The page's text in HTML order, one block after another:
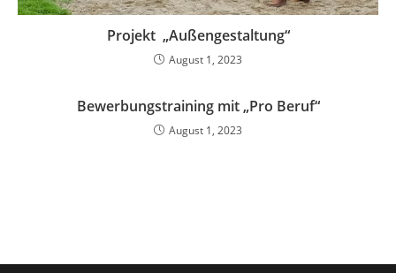
Projekt „Außengestaltung“
August 1, 2023
Bewerbungstraining mit „Pro Beruf“
August 1, 2023